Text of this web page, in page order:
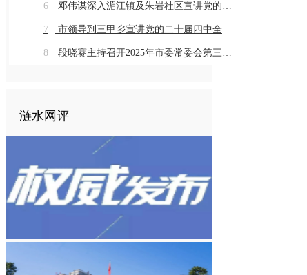
6 邓伟谋深入湄江镇及朱岩社区宣讲党的二十届四中全会精神
7 市领导到三甲乡宣讲党的二十届四中全会精神
8 段晓赛主持召开2025年市委常委会第三十一次会议
涟水网评